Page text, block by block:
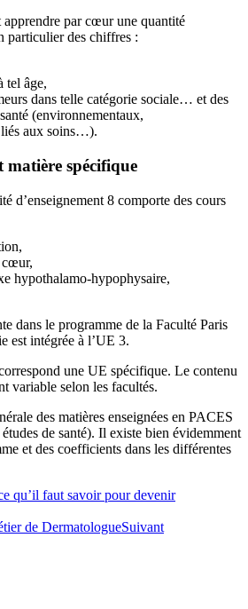
par cœur une quantité
particulier des chiffres :
tel âge,
dans telle catégorie sociale… et des
(environnementaux,
aux soins…).
matière spécifique
d’enseignement 8 comporte des cours
cœur,
hypothalamo-hypophysaire,
dans le programme de la Faculté Paris
intégrée à l’UE 3.
une UE spécifique. Le contenu
variable selon les facultés.
des matières enseignées en PACES
de santé). Il existe bien évidemment
et des coefficients dans les différentes
qu’il faut savoir pour devenir
de DermatologueSuivant